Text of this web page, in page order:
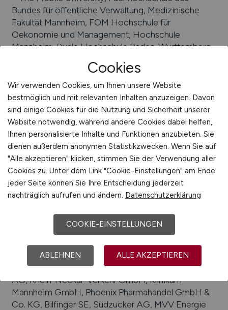
Bundes für öffentliche Verwaltung, Medizinische
Fakultät Mannheim, FOM Hochschule für
Oekonomie und Management, Hochschule
Mannheim, Duale Hochschule Baden-Württemberg
Arbeit, Bundesakademie für Wehrverwaltung und
Wehrtechnik, Hochschule der Wirtschaft für
Management, Universität Mannheim,
Bundeswehrverwaltungsschule
Beliebte Jobs in
Mannheim/Branchen:Gastgewerbe,
Dienstleistungen, Maschinenbau, Handel,
produzierendes Gewerbe, Elektrotechnik, Verkehr
und Lagerwesen, Baugewerbe, Chemie
Beliebte Arbeitgeber inMannheim, die attraktive
Co. KG, FUCHS PETROLUB SE, Engelhorn KGaA,
knoell Germany GmbH, Daimler AG, Caterpillar
Energy Solutions GmbH, Friatec AG, Siemens AG,
Diringer & Scheidel Unternehmensgruppe, John
Deere GmbH & Co. KG, ABB Asea Brown Boveri
AG, Rhein-Neckar-Verkehr GmbH, Klinikum
Mannheim GmbH, Phoenix Pharmahandel GmbH &
Co. KG, Bilfinger SE, Südzucker AG, MVV Energie
Cookies
Wir verwenden Cookies, um Ihnen unsere Website
bestmöglich und mit relevanten Inhalten anzuzeigen. Davon
sind einige Cookies für die Nutzung und Sicherheit unserer
Website notwendig, während andere Cookies dabei helfen,
Ihnen personalisierte Inhalte und Funktionen anzubieten. Sie
dienen außerdem anonymen Statistikzwecken. Wenn Sie auf
"Alle akzeptieren" klicken, stimmen Sie der Verwendung aller
Cookies zu. Unter dem Link "Cookie-Einstellungen" am Ende
jeder Seite können Sie Ihre Entscheidung jederzeit
nachträglich aufrufen und ändern. Datenschutzerklärung
COOKIE-EINSTELLUNGEN
ABLEHNEN ALLE AKZEPTIEREN